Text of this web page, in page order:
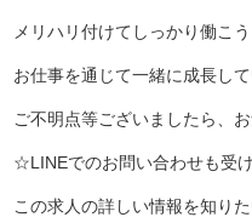
メリハリ付けてしっかり働こう
お仕事を通じて一緒に成長し
ご不明点等ございましたら、
☆LINEでのお問い合わせも受
この求人の詳しい情報を知りた